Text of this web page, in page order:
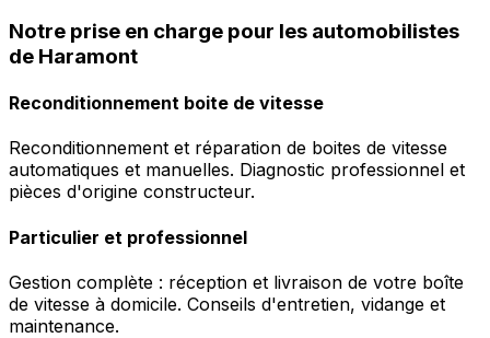
Notre prise en charge pour les automobilistes
de Haramont
Reconditionnement boite de vitesse
Reconditionnement et réparation de boites de vitesse
automatiques et manuelles. Diagnostic professionnel et
pièces d'origine constructeur.
Particulier et professionnel
Gestion complète : réception et livraison de votre boîte
de vitesse à domicile. Conseils d'entretien, vidange et
maintenance.